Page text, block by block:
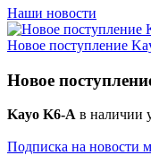
Наши новости
Новое поступление
Новое
Kayo K6-A в наличии
Подписка на новости